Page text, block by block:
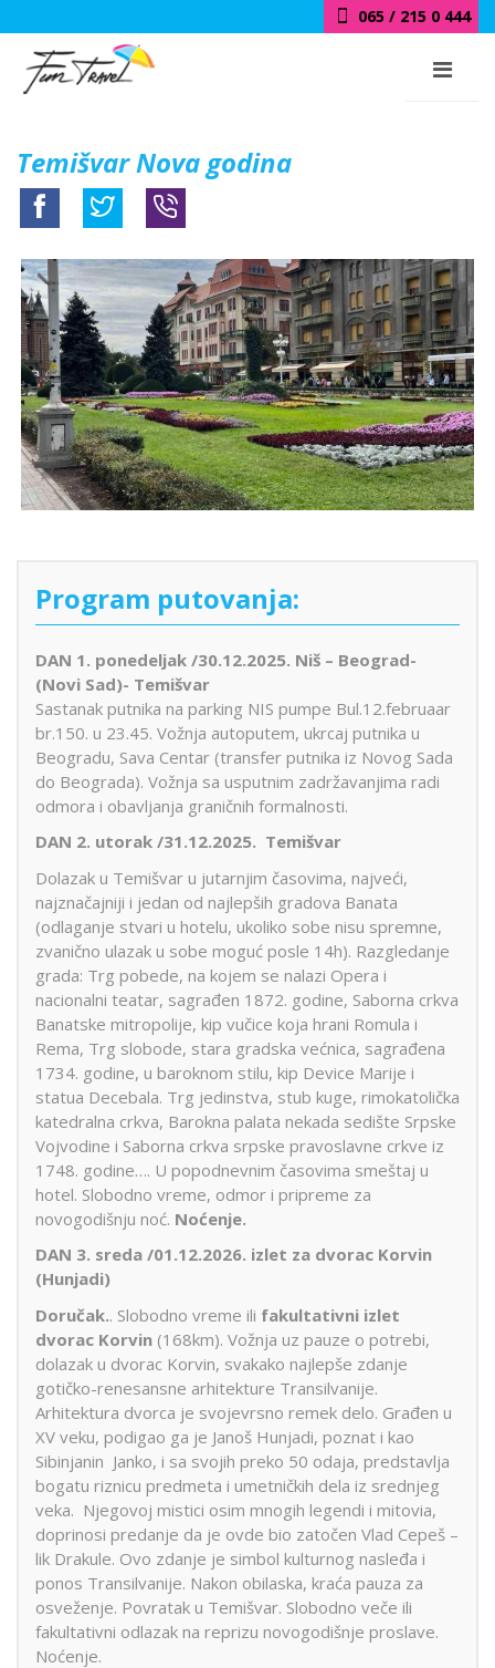
018 / 415 0 444
065 / 215 0 444
Temišvar Nova godina
Program putovanja:
DAN 1. ponedeljak /30.12.2025. Niš – Beograd-
(Novi Sad)- Temišvar
Sastanak putnika na parking NIS pumpe Bul.12.februaar
br.150. u 23.45. Vožnja autoputem, ukrcaj putnika u
Beogradu, Sava Centar (transfer putnika iz Novog Sada
do Beograda). Vožnja sa usputnim zadržavanjima radi
odmora i obavljanja graničnih formalnosti.
DAN 2. utorak /31.12.2025. Temišvar
Dolazak u Temišvar u jutarnjim časovima, najveći,
najznačajniji i jedan od najlepših gradova Banata
(odlaganje stvari u hotelu, ukoliko sobe nisu spremne,
zvanično ulazak u sobe moguć posle 14h). Razgledanje
grada: Trg pobede, na kojem se nalazi Opera i
nacionalni teatar, sagrađen 1872. godine, Saborna crkva
Banatske mitropolije, kip vučice koja hrani Romula i
Rema, Trg slobode, stara gradska većnica, sagrađena
1734. godine, u baroknom stilu, kip Device Marije i
statua Decebala. Trg jedinstva, stub kuge, rimokatolička
katedralna crkva, Barokna palata nekada sedište Srpske
Vojvodine i Saborna crkva srpske pravoslavne crkve iz
1748. godine…. U popodnevnim časovima smeštaj u
hotel. Slobodno vreme, odmor i pripreme za
novogodišnju noć. Noćenje.
DAN 3. sreda /01.12.2026. izlet za dvorac Korvin
(Hunjadi)
Doručak.. Slobodno vreme ili fakultativni izlet
dvorac Korvin (168km). Vožnja uz pauze o potrebi,
dolazak u dvorac Korvin, svakako najlepše zdanje
gotičko-renesansne arhitekture Transilvanije.
Arhitektura dvorca je svojevrsno remek delo. Građen u
XV veku, podigao ga je Janoš Hunjadi, poznat i kao
Sibinjanin Janko, i sa svojih preko 50 odaja, predstavlja
bogatu riznicu predmeta i umetničkih dela iz srednjeg
veka. Njegovoj mistici osim mnogih legendi i mitovia,
doprinosi predanje da je ovde bio zatočen Vlad Cepeš –
lik Drakule. Ovo zdanje je simbol kulturnog nasleđa i
ponos Transilvanije. Nakon obilaska, kraća pauza za
osveženje. Povratak u Temišvar. Slobodno veče ili
fakultativni odlazak na reprizu novogodišnje proslave.
Noćenje.